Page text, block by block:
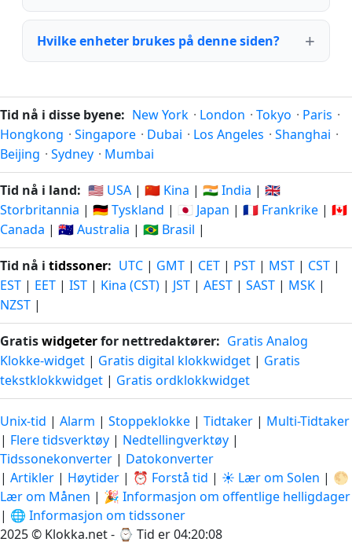
Hvilke enheter brukes på denne siden?
Tid nå i disse byene: New York · London · Tokyo · Paris ·
Hongkong · Singapore · Dubai · Los Angeles · Shanghai ·
Beijing · Sydney · Mumbai
Tid nå i land: 🇺🇸 USA | 🇨🇳 Kina | 🇮🇳 India | 🇬🇧
Storbritannia | 🇩🇪 Tyskland | 🇯🇵 Japan | 🇫🇷 Frankrike | 🇨🇦
Canada | 🇦🇺 Australia | 🇧🇷 Brasil |
Tid nå i tidssoner: UTC | GMT | CET | PST | MST | CST |
EST | EET | IST | Kina (CST) | JST | AEST | SAST | MSK |
NZST |
Gratiswidgeterfor nettredaktører: Gratis Analog
Klokke-widget | Gratis digital klokkwidget | Gratis
tekstklokkwidget | Gratis ordklokkwidget
Unix-tid | Alarm | Stoppeklokke | Tidtaker | Multi-Tidtaker
| Flere tidsverktøy | Nedtellingverktøy |
Tidssonekonverter | Datokonverter
| Artikler | Høytider | ⏰ Forstå tid | ☀️ Lær om Solen | 🌕
Lær om Månen | 🎉 Informasjon om offentlige helligdager
| 🌐 Informasjon om tidssoner
2025 © Klokka.net - ⌚ Tid er 04:20:08